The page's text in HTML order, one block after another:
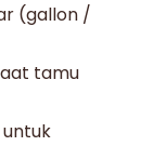
(gallon /
tamu